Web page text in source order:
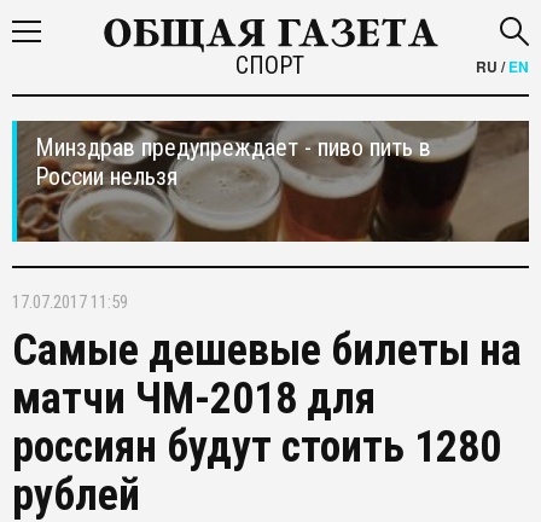
СПОРТ RU /EN
Минздрав предупреждает - пиво пить в
России нельзя
17.07.2017 11:59
Самые дешевые билеты на
матчи ЧМ-2018 для
россиян будут стоить 1280
рублей